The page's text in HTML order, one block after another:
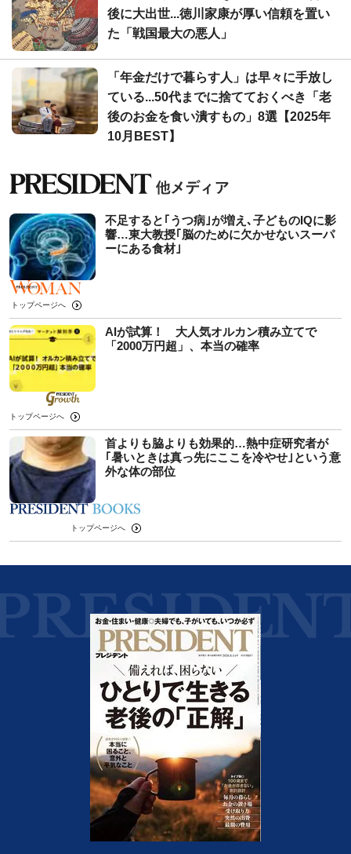
後に大出世...徳川家康が厚い信頼を置い
た「戦国最大の悪人」
「年金だけで暮らす人」は早々に手放し
ている...50代までに捨てておくべき「老
後のお金を食い潰すもの」8選【2025年
10月BEST】
不足すると｢うつ病｣が増え､子どものIQに影
響…東大教授｢脳のために欠かせないスーパ
ーにある食材｣
トップページへ
AIが試算！ 大人気オルカン積み立てで
「2000万円超」、本当の確率
トップページへ
首よりも脇よりも効果的…熱中症研究者が
｢暑いときは真っ先にここを冷やせ｣という意
外な体の部位
トップページへ